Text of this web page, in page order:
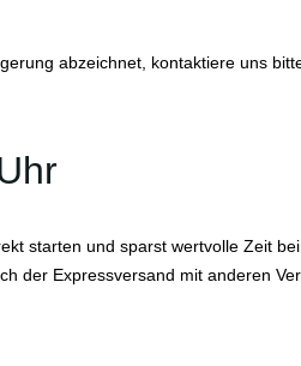
abzeichnet, kontaktiere uns
starten und sparst wertvolle Zeit
der Expressversand mit anderen